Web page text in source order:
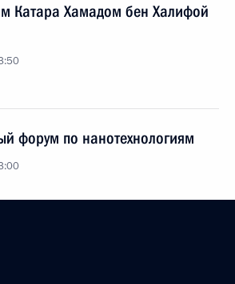
Катара Хамадом бен Халифой
форум по нанотехнологиям